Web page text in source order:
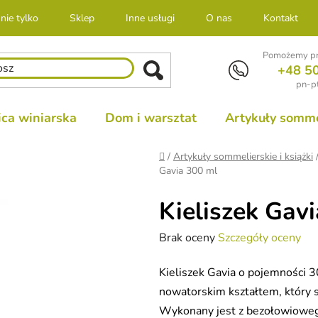
nie tylko Sklep Inne usługi O nas Kontakt
Pomożemy
+48
pn-
winiarska Dom i warsztat Artykuły
Home
/ Artykuły sommelierskie i książki /
Gavia 300 ml
Kieliszek
Średnia
produktu
wynosi
0,0
Brak ocenySzczegóły oceny
Kieliszek Gavia o pojemności
nowatorskim kształtem, który
Wykonany jest z